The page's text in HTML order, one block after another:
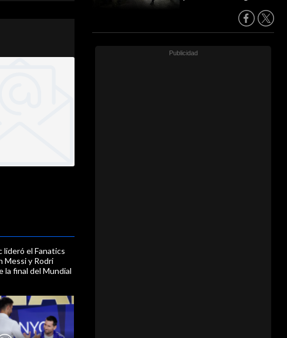
lideró el Fanatics
Messi y Rodri
la final del Mundial